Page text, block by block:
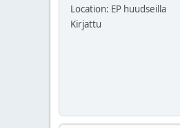
Location: EP huudseilla
Kirjattu